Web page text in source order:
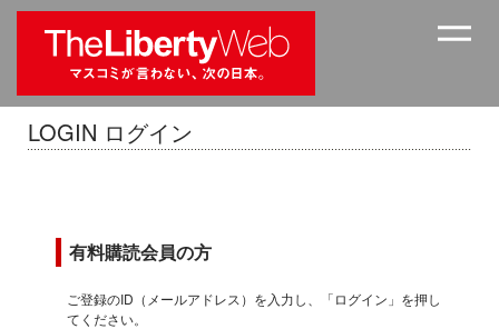
LOGIN ログイン
有料購読会員の方
ご登録のID（メールアドレス）を入力し、「ログイン」を押し
てください。